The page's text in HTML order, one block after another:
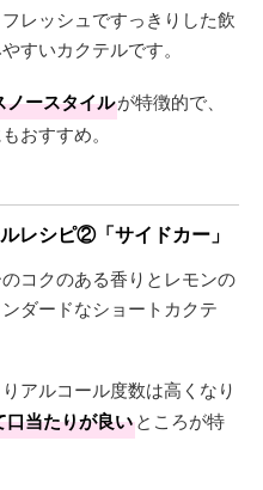
レッシュですっきりした飲
すいカクテルです。
ノースタイルが特徴的で、
おすすめ。
レシピ②「サイドカー」
コクのある香りとレモンの
ダードなショートカクテ
アルコール度数は高くなり
当たりが良いところが特